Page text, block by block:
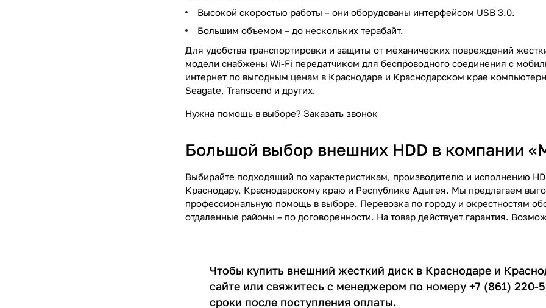
Высокой скоростью работы – они оборудованы интерфейсом USB 3.0.
Большим объемом – до нескольких терабайт.
Для удобства транспортировки и защиты от механических повреждений
модели снабжены Wi-Fi передатчиком для беспроводного соединения с
интернет по выгодным ценам в Краснодаре и Краснодарском крае
Seagate, Transcend и других.
Нужна помощь в выборе? Заказать звонок
Большой выбор внешних HDD в компании
Выбирайте подходящий по характеристикам, производителю и исполнению
Краснодару, Краснодарскому краю и Республике Адыгея. Мы предлагаем
профессиональную помощь в выборе. Перевозка по городу и окрестностям
отдаленные районы – по договоренности. На товар действует гарантия.
Чтобы купить внешний жесткий диск в Краснодаре и
сайте или свяжитесь с менеджером по номеру +7 (861)
сроки после поступления оплаты.